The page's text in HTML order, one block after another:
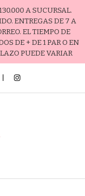
A SUCURSAL.
ENTREGAS DE 7 A
EL TIEMPO DE
DE + DE 1 PAR O EN
PUEDE VARIAR